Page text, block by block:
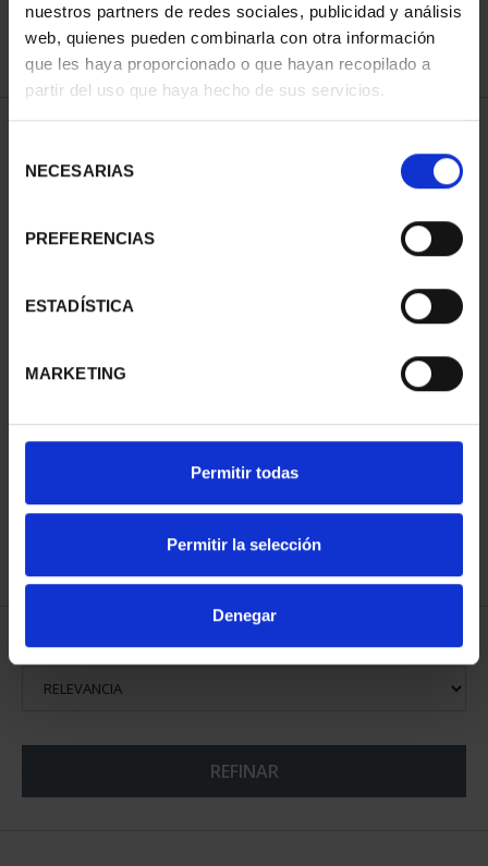
nuestros partners de redes sociales, publicidad y análisis
web, quienes pueden combinarla con otra información
que les haya proporcionado o que hayan recopilado a
partir del uso que haya hecho de sus servicios.
NECESARIAS
PREFERENCIAS
ESTADÍSTICA
MARKETING
Permitir todas
Permitir la selección
Denegar
REFINAR
1 Productos encontrados
CIUDADES PATRIMONIO
73,00 €
ORDENAR POR: